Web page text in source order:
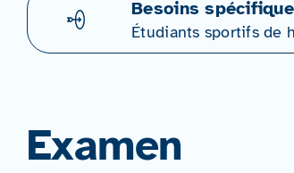
Besoins
Étudiants sportifs de
Examen